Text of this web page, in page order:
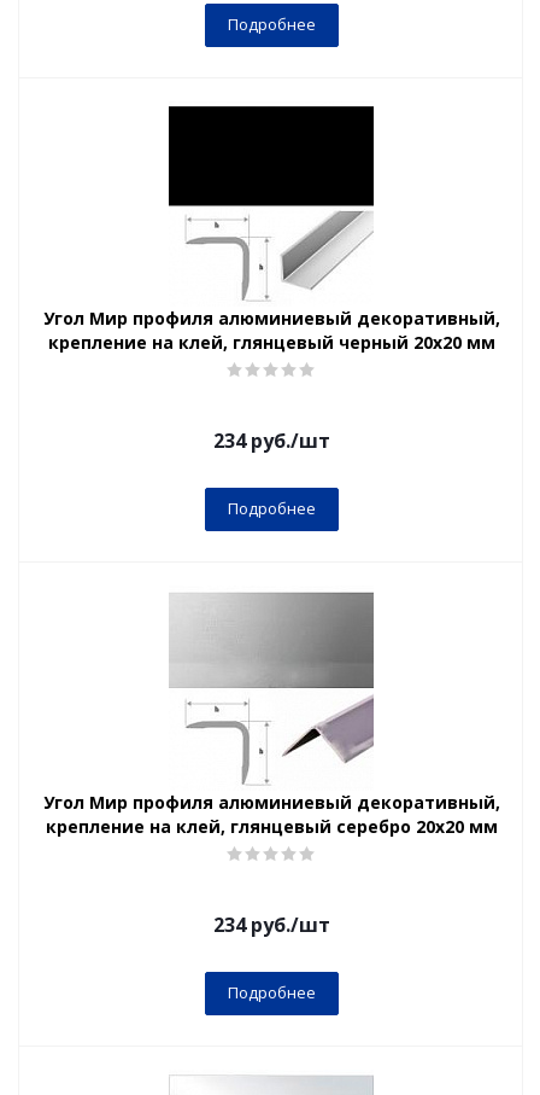
Подробнее
Угол Мир профиля алюминиевый декоративный,
крепление на клей, глянцевый черный 20х20 мм
234руб./шт
Подробнее
Угол Мир профиля алюминиевый декоративный,
крепление на клей, глянцевый серебро 20х20 мм
234руб./шт
Подробнее